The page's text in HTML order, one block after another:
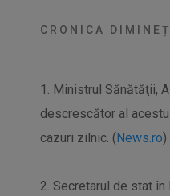
CRONICA
1. Ministrul Sănătăţii,
descrescător al
cazuri zilnic. (News.ro)
2. Secretarul de stat